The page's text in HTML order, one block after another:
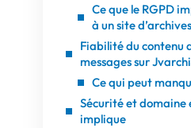
Ce que le RGPD
à un site d’archives
Fiabilité du contenu
messages sur
Ce qui peut
Sécurité et domaine
implique